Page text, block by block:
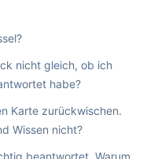
nicht gleich, ob ich
habe?
Karte zurückwischen.
Wissen nicht?
beantwortet. Warum